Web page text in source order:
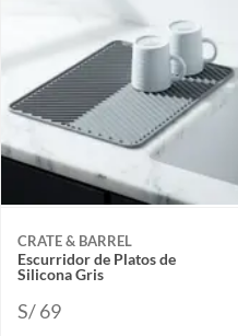
CRATE & BARREL
Escurridor de Platos de
Silicona Gris
S/ 69